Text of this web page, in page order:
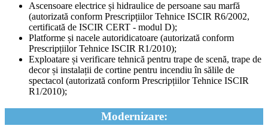
Ascensoare electrice și hidraulice de persoane sau marfă
(autorizată conform Prescripțiilor Tehnice ISCIR R6/2002,
certificată de ISCIR CERT - modul D);
Platforme și nacele autoridicatoare (autorizată conform
Prescripțiilor Tehnice ISCIR R1/2010);
Exploatare și verificare tehnică pentru trape de scenă, trape de
decor și instalații de cortine pentru incendiu în sălile de
spectacol (autorizată conform Prescripțiilor Tehnice ISCIR
R1/2010);
Modernizare: